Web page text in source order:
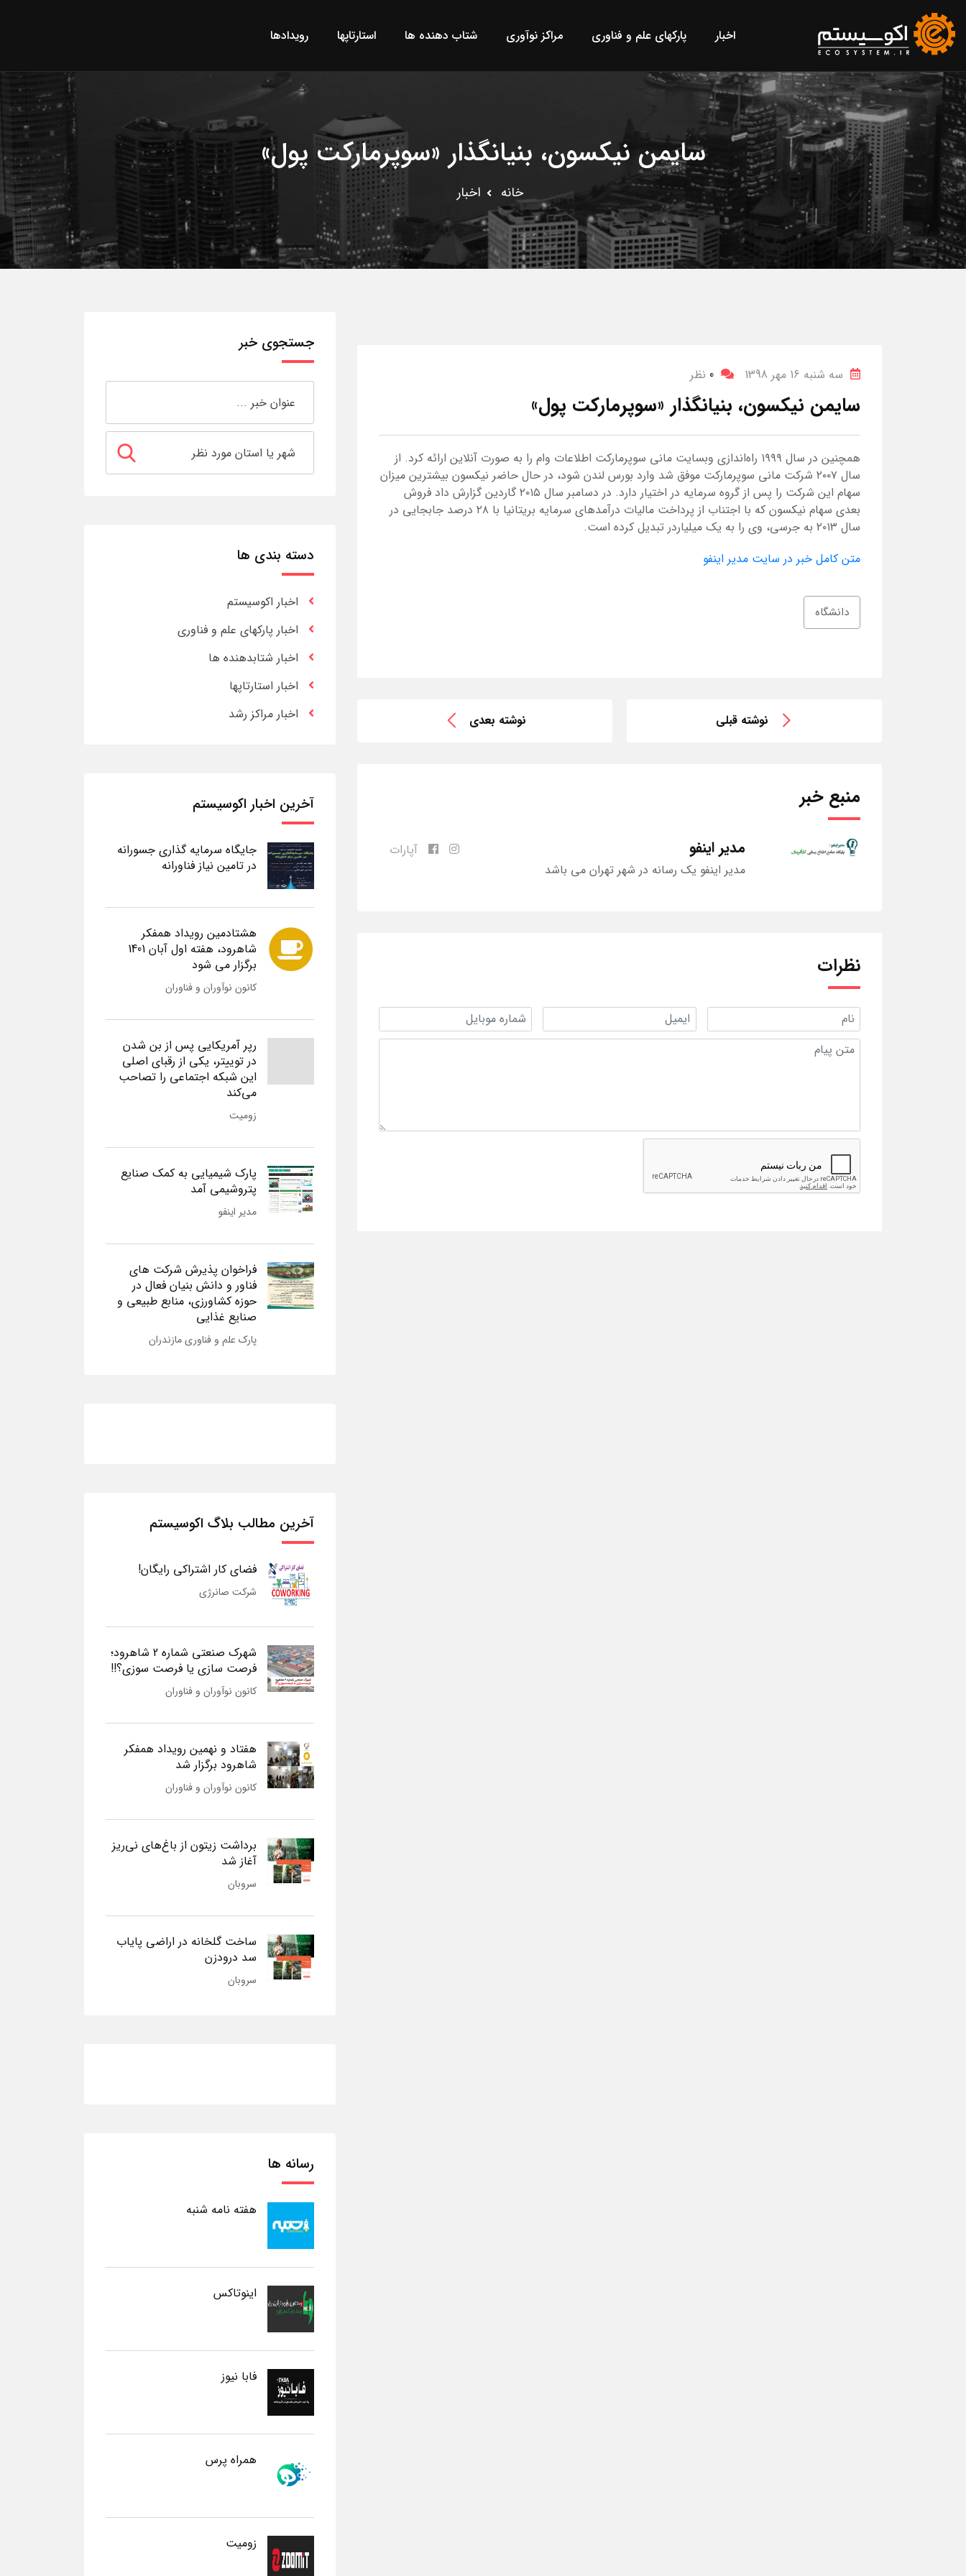
اخبار پارکهای علم و فناوری مراکز نوآوری شتاب دهنده ها استارتاپها رویدادها
سایمن نیکسون، بنیانگذار «سوپرمارکت پول»
خانه اخبار
سه شنبه 16 مهر 1398 0 نظر
سایمن نیکسون، بنیانگذار «سوپرمارکت پول»
همچنین در سال ۱۹۹۹ راه‌اندازی وبسایت مانی سوپرمارکت اطلاعات وام را به صورت آنلاین ارائه کرد. از
سال ۲۰۰۷ شرکت مانی سوپرمارکت موفق شد وارد بورس لندن شود، در حال حاضر نیکسون بیشترین میزان
سهام این شرکت را پس از گروه سرمایه در اختیار دارد. در دسامبر سال ۲۰۱۵ گاردین گزارش داد فروش
بعدی سهام نیکسون که با اجتناب از پرداخت مالیات درآمدهای سرمایه بریتانیا با ۲۸ درصد جابجایی در
سال ۲۰۱۳ به جرسی، وی را به یک میلیاردر تبدیل کرده است.
متن کامل خبر در سایت مدیر اینفو
دانشگاه
نوشته قبلی نوشته بعدی
منبع خبر
مدیر اینفو
مدیر اینفو یک رسانه در شهر تهران می باشد
آپارات
نظرات
جستجوی خبر
دسته بندی ها
اخبار اکوسیستم
اخبار پارکهای علم و فناوری
اخبار شتابدهنده ها
اخبار استارتاپها
اخبار مراکز رشد
آخرین اخبار اکوسیستم
جایگاه سرمایه گذاری جسورانه
در تامین نیاز فناورانه
هشتادمین رویداد همفکر
شاهرود، هفته اول آبان 1401
برگزار می شود
کانون نوآوران و فناوران
رپر آمریکایی پس از بن شدن
در توییتر، یکی از رقبای اصلی
این شبکه اجتماعی را تصاحب
می‌کند
زومیت
پارک شیمیایی به کمک صنایع
پتروشیمی آمد
مدیر اینفو
فراخوان پذیرش شرکت های
فناور و دانش بنیان فعال در
حوزه کشاورزی، منابع طبیعی و
صنایع غذایی
پارک علم و فناوری مازندران
آخرین مطالب بلاگ اکوسیستم
فضای کار اشتراکی رایگان!
شرکت صانرژی
شهرک صنعتی شماره 2 شاهرود؛
فرصت سازی یا فرصت سوزی؟!!
کانون نوآوران و فناوران
هفتاد و نهمین رویداد همفکر
شاهرود برگزار شد
کانون نوآوران و فناوران
برداشت زیتون از باغ‌های نی‌ریز
آغاز شد
سروبان
ساخت گلخانه در اراضی پایاب
سد درودزن
سروبان
رسانه ها
هفته نامه شنبه
اینوتاکس
فابا نیوز
همراه پرس
زومیت